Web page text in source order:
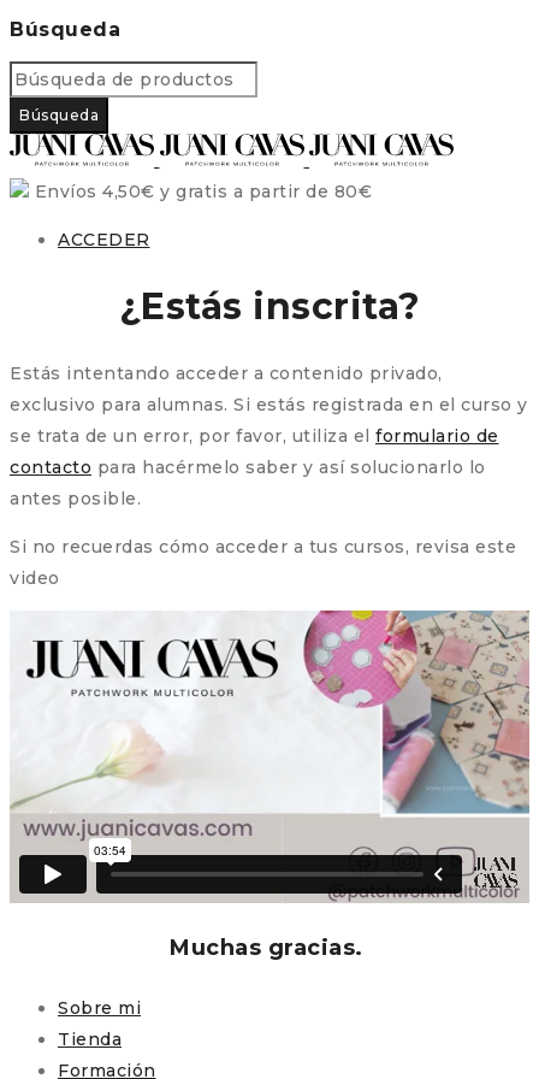
Búsqueda
Envíos 4,50€ y gratis a partir de 80€
ACCEDER
¿Estás inscrita?
Estás intentando acceder a contenido privado,
exclusivo para alumnas. Si estás registrada en el curso y
se trata de un error, por favor, utiliza el formulario de
contacto para hacérmelo saber y así solucionarlo lo
antes posible.
Si no recuerdas cómo acceder a tus cursos, revisa este
video
Muchas gracias.
Sobre mi
Tienda
Formación